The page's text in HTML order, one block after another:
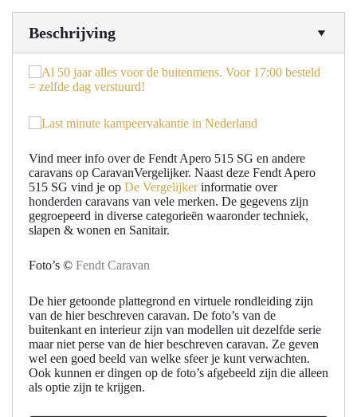
Beschrijving
Vind meer info over de Fendt Apero 515 SG en andere
caravans op CaravanVergelijker. Naast deze Fendt Apero
515 SG vind je op De Vergelijkerinformatie over
honderden caravans van vele merken. De gegevens zijn
gegroepeerd in diverse categorieën waaronder techniek,
slapen & wonen en Sanitair.
Foto’s © Fendt Caravan
De hier getoonde plattegrond en virtuele rondleiding zijn
van de hier beschreven caravan. De foto’s van de
buitenkant en interieur zijn van modellen uit dezelfde serie
maar niet perse van de hier beschreven caravan. Ze geven
wel een goed beeld van welke sfeer je kunt verwachten.
Ook kunnen er dingen op de foto’s afgebeeld zijn die alleen
als optie zijn te krijgen.